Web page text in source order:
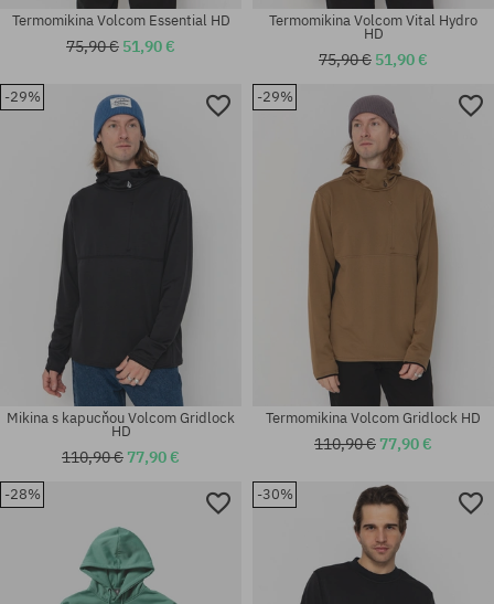
Dostupné veľkosti:
Dostupné veľkosti:
Dostupné veľkosti:
S; M; L; XL; XXL
Termomikina Volcom Essential HD
75,90 € 51,90 €
Dostupné veľkosti:
S; M; L; XL; XXL
Termomikina Volcom Vital Hydro
HD
75,90 € 51,90 €
-29%
Mikina s kapucňou Volcom Gridlock
HD
110,90 € 77,90 €
-29%
Termomikina Volcom Gridlock HD
110,90 € 77,90 €
-28% -30%